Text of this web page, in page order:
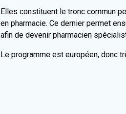
Elles constituent le tronc commun
en pharmacie. Ce dernier permet
afin de devenir pharmacien
Le programme est européen, donc